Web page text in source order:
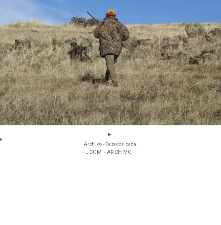
Archivo - Cazador, caza.
- JCCM - ARCHIVO